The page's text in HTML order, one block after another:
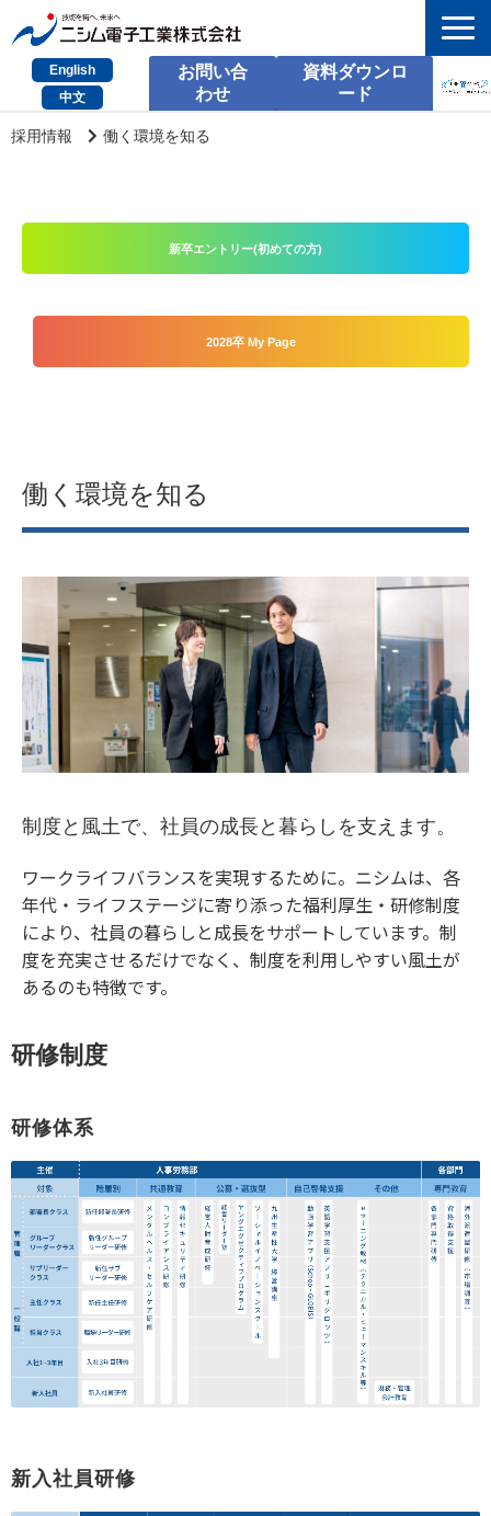
English
中文
お問い合
わせ
資料ダウンロ
ード
課題別のご相談
採用情報 働く環境を知る
新卒エントリー(初めての方)
2028卒 My Page
働く環境を知る
制度と風土で、社員の成長と暮らしを支えます。
ワークライフバランスを実現するために。ニシムは、各
年代・ライフステージに寄り添った福利厚生・研修制度
により、社員の暮らしと成長をサポートしています。制
度を充実させるだけでなく、制度を利用しやすい風土が
あるのも特徴です。
研修制度
研修体系
新入社員研修